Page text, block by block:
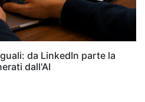
da LinkedIn parte la
dall'AI